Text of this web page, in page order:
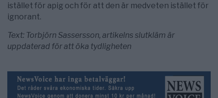
istället för apig och för att den är medveten istället för
ignorant.
Text: Torbjörn Sassersson, artikelns slutkläm är
uppdaterad för att öka tydligheten